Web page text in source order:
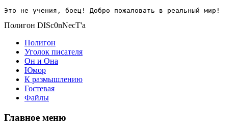
Это не учения, боец! Добро пожаловать в реальный мир!
Полигон DISc0nNecT'a
Полигон
Уголок писателя
Он и Она
Юмор
К размышлению
Гостевая
Файлы
Главное меню